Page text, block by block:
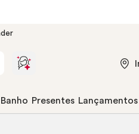
Presentes Lançamentos